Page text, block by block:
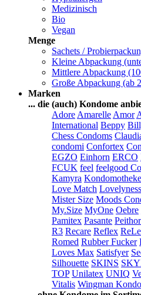
Medizinisch
Bio
Vegan
Menge
Sachets /
Kleine Abpackung
Mittlere Abpackung
Große Abpackung (ab
Marken
... die (auch) Kondome
Adore Amarelle Amor
International Beppy
Chess Condoms
condomi Confortex
EGZO Einhorn ERCO
FCUK feel feelgood
Kamyra Kondomotheke
Love Match Lovelyness
Mister Size Moods
My.Size MyOne Oebre
Pamitex Pasante
R3 Recare Reflex
Romed Rubber Fucker
Loves Max Satisfyer
Silhouette SKINS
TOP Unilatex UNIQ
Vitalis Wingman